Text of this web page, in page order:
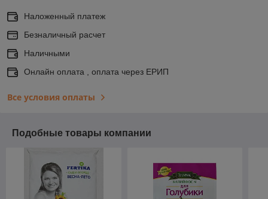
Наложенный платеж
Безналичный расчет
Наличными
Онлайн оплата , оплата через ЕРИП
Все условия оплаты
Подобные товары компании